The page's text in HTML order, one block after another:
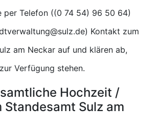
per Telefon (
)
) Kontakt zum
am Neckar auf und klären ab,
Verfügung stehen.
Hochzeit /
Standesamt Sulz am